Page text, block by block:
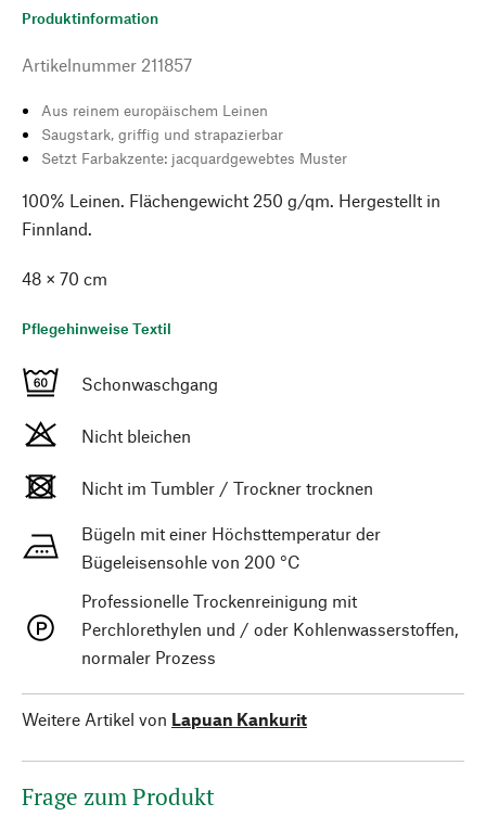
Produktinformation
Artikelnummer 211857
Aus reinem europäischem Leinen
Saugstark, griffig und strapazierbar
Setzt Farbakzente: jacquardgewebtes Muster
100% Leinen. Flächengewicht 250 g/qm. Hergestellt in
Finnland.
48 × 70 cm
Pflegehinweise Textil
Schonwaschgang
Nicht bleichen
Nicht im Tumbler / Trockner trocknen
Bügeln mit einer Höchsttemperatur der
Bügeleisensohle von 200 °C
Professionelle Trockenreinigung mit
Perchlorethylen und / oder Kohlenwasserstoffen,
normaler Prozess
Weitere Artikel von Lapuan Kankurit
Frage zum Produkt